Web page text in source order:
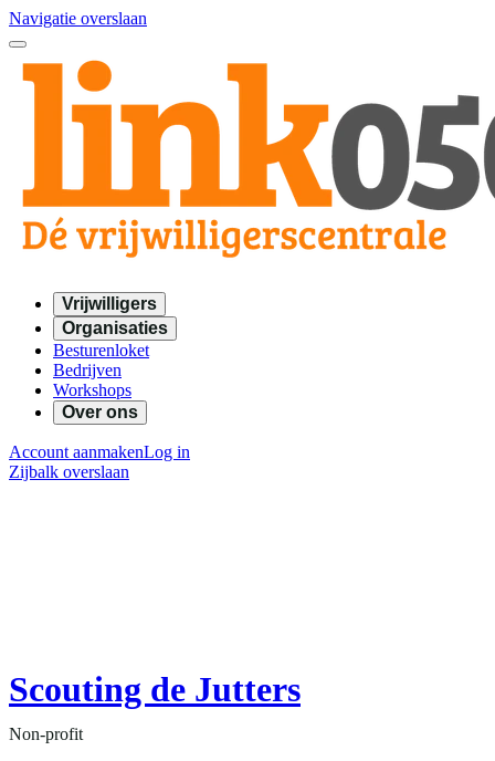
Navigatie overslaan
Vrijwilligers
Organisaties
Besturenloket
Bedrijven
Workshops
Over ons
Account aanmakenLog in
Zijbalk overslaan
Scouting de Jutters
Non-profit